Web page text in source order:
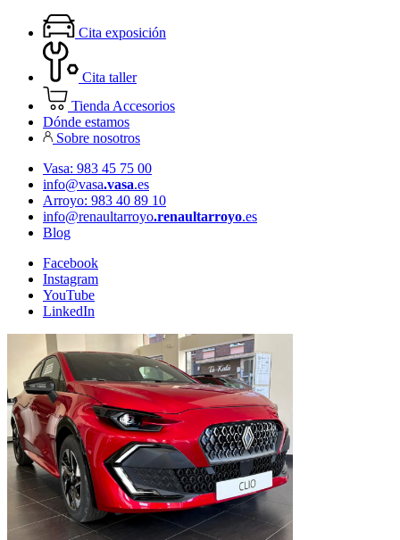
Cita exposición
Cita taller
Tienda Accesorios
Dónde estamos
Sobre nosotros
Vasa: 983 45 75 00
info@vasa.vasa.es
Arroyo: 983 40 89 10
info@renaultarroyo.renaultarroyo.es
Blog
Facebook
Instagram
YouTube
LinkedIn